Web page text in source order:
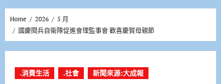
Home 2026
5 月
國慶閱兵自衛隊促進會理監事會 歡喜慶賀母親節
.消費生活 .社會 新聞來源:大成報